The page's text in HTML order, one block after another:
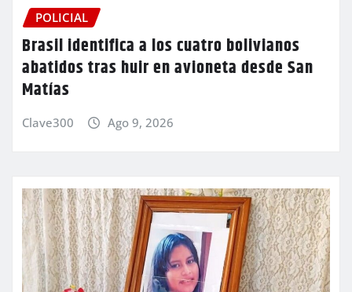
POLICIAL
Brasil identifica a los cuatro bolivianos
abatidos tras huir en avioneta desde San
Matías
Clave300 Ago 9, 2026